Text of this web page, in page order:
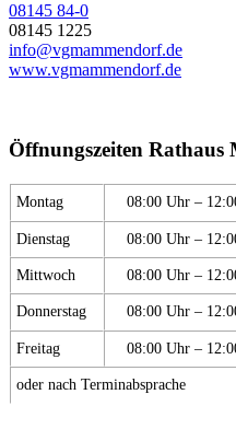
08145 84-0
08145 1225
info@vgmammendorf.de
www.vgmammendorf.de
Öffnungszeiten Rathaus
Montag 08:00 Uhr –
Dienstag 08:00 Uhr –
Mittwoch 08:00 Uhr –
Donnerstag 08:00 Uhr –
Freitag 08:00 Uhr –
oder nach Terminabsprache